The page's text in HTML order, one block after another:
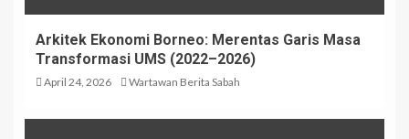
Arkitek Ekonomi Borneo: Merentas Garis Masa
Transformasi UMS (2022–2026)
April 24, 2026 Wartawan Berita Sabah